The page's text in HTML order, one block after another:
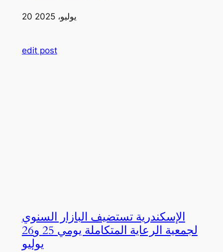
20 يوليو، 2025
edit post
الإسكندرية تستضيف البازار السنوي
لجمعية الرعاية المتكاملة يومي 25 و26
يوليو